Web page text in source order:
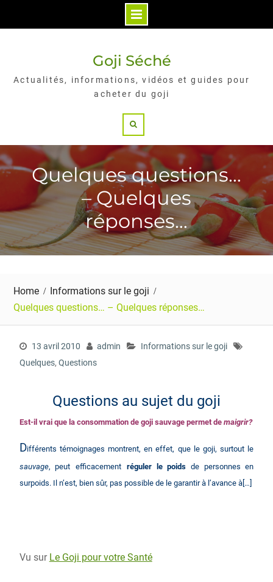
Goji Séché
Actualités, informations, vidéos et guides pour
acheter du goji
Quelques questions…
– Quelques
réponses…
Home
Informations sur le goji
Quelques questions… – Quelques réponses…
13 avril 2010 admin
Informations sur le goji
Quelques, Questions
Questions au sujet du goji
Est-il vrai que la consommation de goji sauvage permet de maigrir?
Différents témoignages montrent, en effet, que le goji, surtout le
sauvage, peut efficacement réguler le poids de personnes en
surpoids. Il n’est, bien sûr, pas possible de le garantir à l’avance à[…]
Vu sur Le Goji pour votre Santé